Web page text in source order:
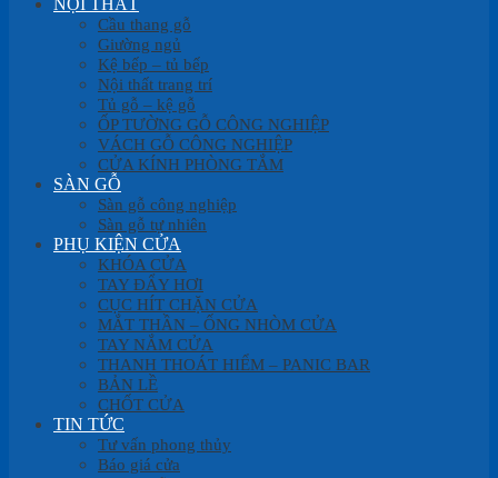
NỘI THẤT
Cầu thang gỗ
Giường ngủ
Kệ bếp – tủ bếp
Nội thất trang trí
Tủ gỗ – kệ gỗ
ỐP TƯỜNG GỖ CÔNG NGHIỆP
VÁCH GỖ CÔNG NGHIỆP
CỬA KÍNH PHÒNG TẮM
SÀN GỖ
Sàn gỗ công nghiệp
Sàn gỗ tự nhiên
PHỤ KIỆN CỬA
KHÓA CỬA
TAY ĐẨY HƠI
CỤC HÍT CHẶN CỬA
MẮT THẦN – ỐNG NHÒM CỬA
TAY NẮM CỬA
THANH THOÁT HIỂM – PANIC BAR
BẢN LỀ
CHỐT CỬA
TIN TỨC
Tư vấn phong thủy
Báo giá cửa